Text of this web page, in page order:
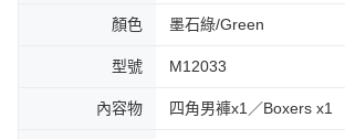
顏色 墨石綠/Green
型號 M12033
內容物 四角男褲x1／Boxers x1